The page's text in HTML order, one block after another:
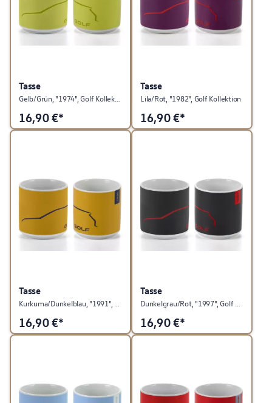
Tasse
Gelb/Grün, "1974", Golf Kollektion
16,90€*
Tasse
Lila/Rot, "1982", Golf Kollektion
16,90€*
Tasse
Kurkuma/Dunkelblau, "1991", Golf Kollektion
16,90€*
Tasse
Dunkelgrau/Rot, "1997", Golf Kollektion
16,90€*